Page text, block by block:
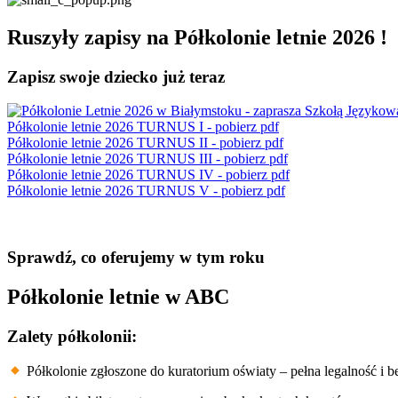
Ruszyły zapisy na Półkolonie letnie 2026 !
Zapisz swoje dziecko już teraz
Półkolonie letnie 2026 TURNUS I - pobierz pdf
Półkolonie letnie 2026 TURNUS II - pobierz pdf
Półkolonie letnie 2026 TURNUS III - pobierz pdf
Półkolonie letnie 2026 TURNUS IV - pobierz pdf
Półkolonie letnie 2026 TURNUS V - pobierz pdf
Sprawdź, co oferujemy w tym roku
Półkolonie letnie w ABC
Zalety półkolonii:
Półkolonie zgłoszone do kuratorium oświaty – pełna legalność i